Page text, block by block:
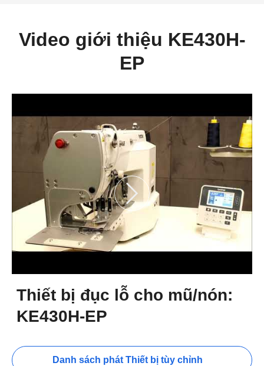
Video giới thiệu KE430H-
EP
Thiết bị đục lỗ cho mũ/nón:
KE430H-EP
Danh sách phát Thiết bị tùy chỉnh